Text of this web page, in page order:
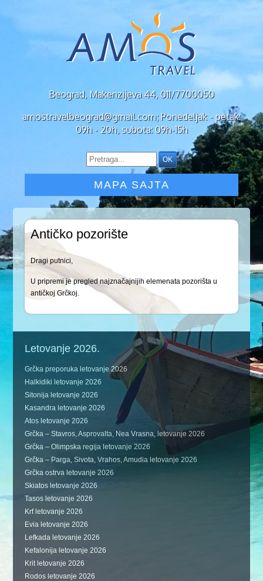
Beograd, Makenzijeva 44, 011/7700050
amostravelbeograd@gmail.com; Ponedeljak - petak:
09h - 20h, subota: 09h-15h
MAPA SAJTA
Antičko pozorište
Dragi putnici,
U pripremi je pregled najznačajnijih elemenata pozorišta u
antičkoj Grčkoj.
Letovanje 2026.
Grčka preporuka letovanje 2026
Halkidiki letovanje 2026
Sitonija letovanje 2026
Kasandra letovanje 2026
Atos letovanje 2026
Grčka – Stavros, Asprovalta, Nea Vrasna, letovanje 2026
Grčka – Olimpska regija letovanje 2026
Grčka – Parga, Sivota, Vrahos, Amudia letovanje 2026
Grčka ostrva letovanje 2026
Skiatos letovanje 2026
Tasos letovanje 2026
Krf letovanje 2026
Evia letovanje 2026
Lefkada letovanje 2026
Kefalonija letovanje 2026
Krit letovanje 2026
Rodos letovanje 2026